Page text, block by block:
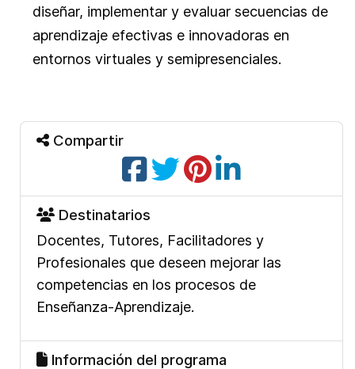
diseñar, implementar y evaluar secuencias de
aprendizaje efectivas e innovadoras en
entornos virtuales y semipresenciales.
Compartir
Destinatarios
Docentes, Tutores, Facilitadores y
Profesionales que deseen mejorar las
competencias en los procesos de
Enseñanza-Aprendizaje.
Información del programa